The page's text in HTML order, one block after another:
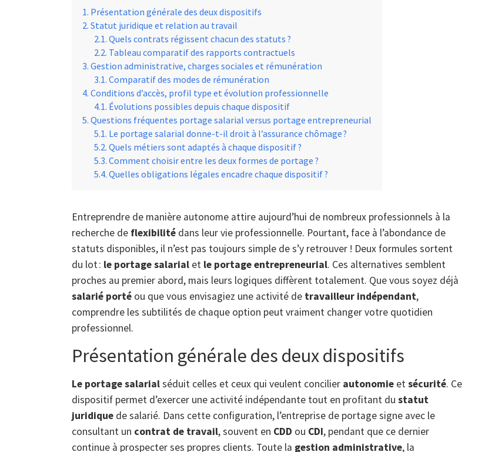
Présentation générale des deux dispositifs
Statut juridique et relation au travail
Quels contrats régissent chacun des statuts ?
Tableau comparatif des rapports contractuels
Gestion administrative, charges sociales et rémunération
Comparatif des modes de rémunération
Conditions d’accès, profil type et évolution professionnelle
Évolutions possibles depuis chaque dispositif
Questions fréquentes portage salarial versus portage entrepreneurial
Le portage salarial donne-t-il droit à l’assurance chômage ?
Quels métiers sont adaptés à chaque dispositif ?
Comment choisir entre les deux formes de portage ?
Quelles obligations légales encadre chaque dispositif ?
Entreprendre de manière autonome attire aujourd’hui de nombreux professionnels à la
recherche de flexibilité dans leur vie professionnelle. Pourtant, face à l’abondance de
statuts disponibles, il n’est pas toujours simple de s’y retrouver ! Deux formules sortent
du lot : le portage salarial et le portage entrepreneurial. Ces alternatives semblent
proches au premier abord, mais leurs logiques diffèrent totalement. Que vous soyez déjà
salarié porté ou que vous envisagiez une activité de travailleur indépendant,
comprendre les subtilités de chaque option peut vraiment changer votre quotidien
professionnel.
Présentation générale des deux dispositifs
Le portage salarialséduit celles et ceux qui veulent concilier autonomie etsécurité. Ce
dispositif permet d’exercer une activité indépendante tout en profitant du statut
juridique de salarié. Dans cette configuration, l’entreprise de portage signe avec le
consultant un contrat de travail, souvent en CDD ou CDI, pendant que ce dernier
continue à prospecter ses propres clients. Toute la gestion administrative, la